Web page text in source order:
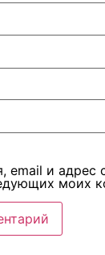
email и адрес
моих